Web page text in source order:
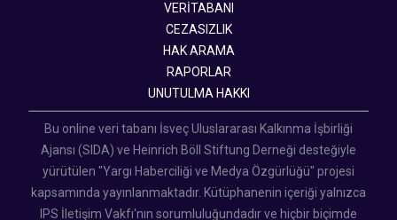
VERİTABANI
CEZASIZLIK
HAK ARAMA
RAPORLAR
UNUTULMA HAKKI
Bu online veri tabanı İsveç Uluslararası Kalkınma İşbirliği
Ajansı (SIDA) ve Heinrich Böll Stiftung Derneği desteğiyle
yürütülen "Yargı Haberciliği ve Medya Özgürlüğü" projesi
kapsamında yayınlanmaktadır. Kütüphanenin içeriği yalnızca
IPS İletişim Vakfı'nın sorumluluğundadır ve hiçbir biçimde